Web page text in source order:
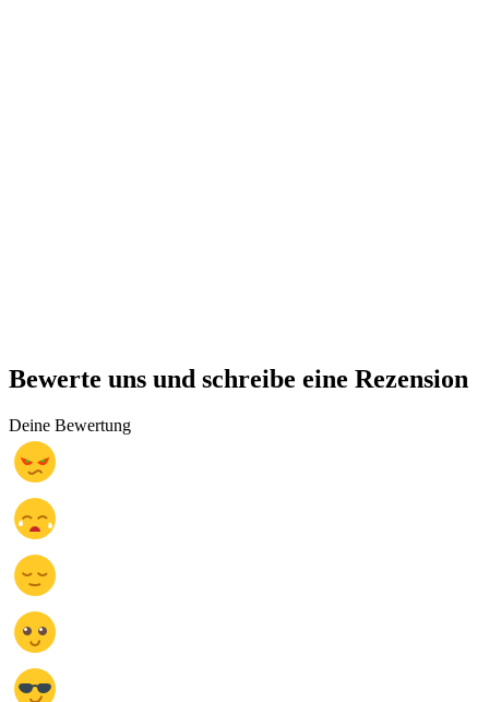
Bewerte uns und schreibe eine Rezension
Deine Bewertung